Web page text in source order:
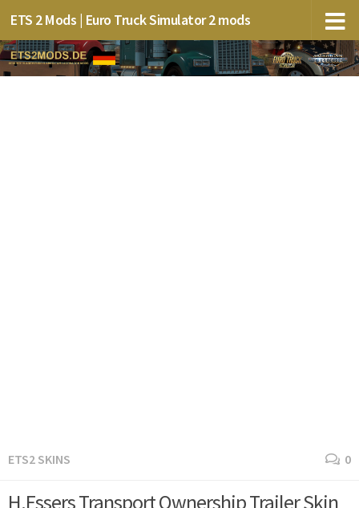
ETS 2 Mods | Euro Truck Simulator 2 mods
ETS2 SKINS 0
H.Essers Transport Ownership Trailer Skin